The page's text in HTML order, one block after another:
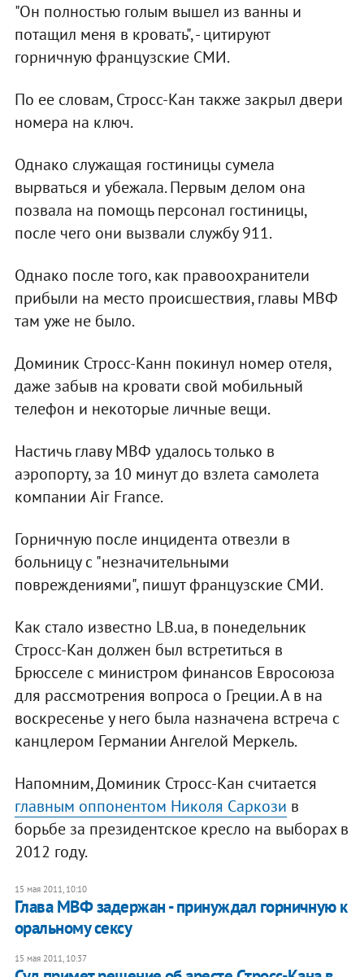
"Он полностью голым вышел из ванны и
потащил меня в кровать", - цитируют
горничную французские СМИ.
По ее словам, Стросс-Кан также закрыл двери
номера на ключ.
Однако служащая гостиницы сумела
вырваться и убежала. Первым делом она
позвала на помощь персонал гостиницы,
после чего они вызвали службу 911.
Однако после того, как правоохранители
прибыли на место происшествия, главы МВФ
там уже не было.
Доминик Стросс-Канн покинул номер отеля,
даже забыв на кровати свой мобильный
телефон и некоторые личные вещи.
Настичь главу МВФ удалось только в
аэропорту, за 10 минут до взлета самолета
компании Air France.
Горничную после инцидента отвезли в
больницу с "незначительными
повреждениями", пишут французские СМИ.
Как стало известно LB.ua, в понедельник
Стросс-Кан должен был встретиться в
Брюсселе с министром финансов Евросоюза
для рассмотрения вопроса о Греции. А в на
воскресенье у него была назначена встреча с
канцлером Германии Ангелой Меркель.
Напомним, Доминик Стросс-Кан считается
главным оппонентом Николя Саркози в
борьбе за президентское кресло на выборах в
2012 году.
15 мая 2011, 10:10
Глава МВФ задержан - принуждал горничную к
оральному сексу
15 мая 2011, 10:37